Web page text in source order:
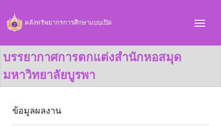
คลังทรัพยากรการศึกษาแบบเปิด
บรรยากาศการตกแต่งสำนักหอสมุด
มหาวิทยาลัยบูรพา
ข้อมูลผลงาน